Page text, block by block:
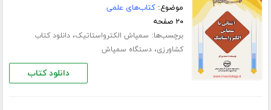
موضوع:کتاب‌های علمی
۲۰ صفحه
برچسب‌ها: سمپاش الکترواستاتیک،دانلود کتاب
کشاورزی،دستگاه سمپاش
دانلود کتاب